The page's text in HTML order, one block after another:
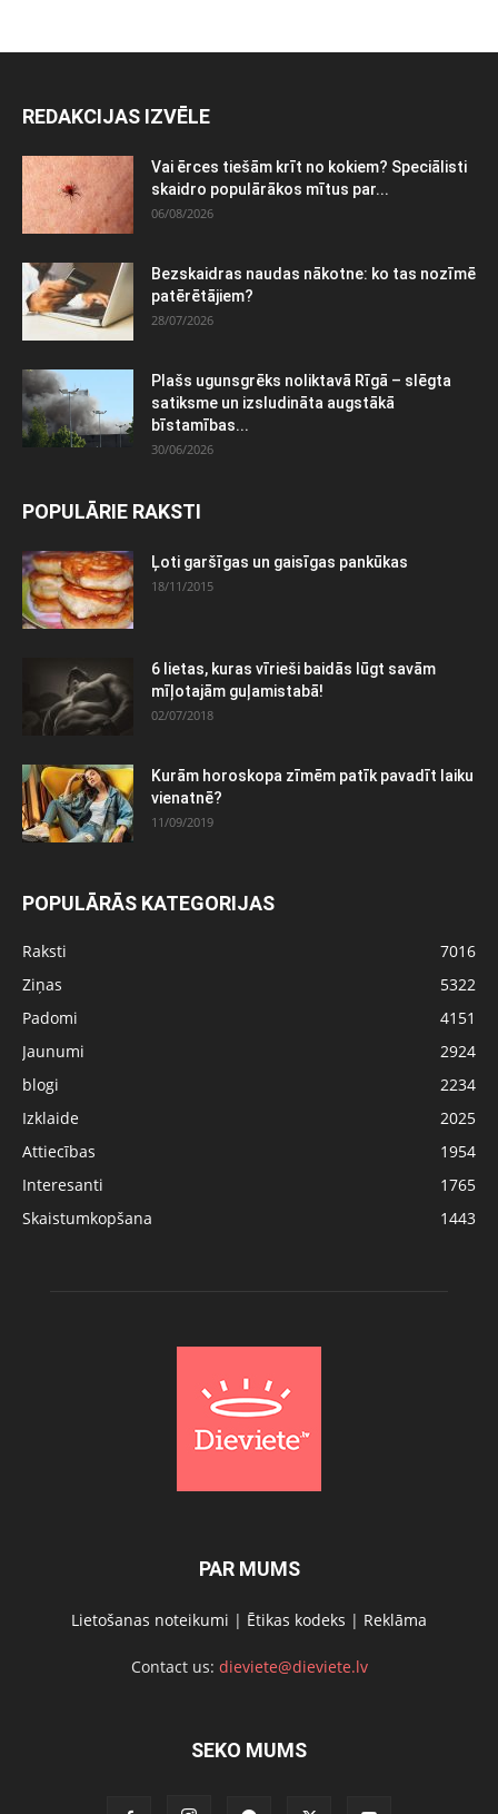
REDAKCIJAS IZVĒLE
Vai ērces tiešām krīt no kokiem? Speciālisti
skaidro populārākos mītus par...
06/08/2026
Bezskaidras naudas nākotne: ko tas nozīmē
patērētājiem?
28/07/2026
Plašs ugunsgrēks noliktavā Rīgā – slēgta
satiksme un izsludināta augstākā
bīstamības...
30/06/2026
POPULĀRIE RAKSTI
Ļoti garšīgas un gaisīgas pankūkas
18/11/2015
6 lietas, kuras vīrieši baidās lūgt savām
mīļotajām guļamistabā!
02/07/2018
Kurām horoskopa zīmēm patīk pavadīt laiku
vienatnē?
11/09/2019
POPULĀRĀS KATEGORIJAS
Raksti
7016
Ziņas
5322
Padomi
4151
Jaunumi
2924
blogi
2234
Izklaide
2025
Attiecības
1954
Interesanti
1765
Skaistumkopšana
1443
PAR MUMS
Lietošanas noteikumi | Ētikas kodeks | Reklāma
Contact us: dieviete@dieviete.lv
SEKO MUMS